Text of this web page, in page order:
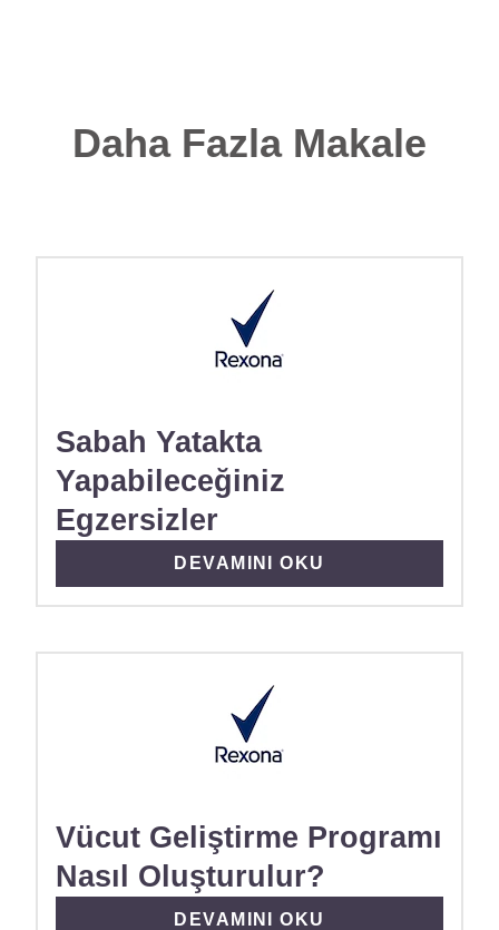
Daha Fazla Makale
Sabah Yatakta
Yapabileceğiniz
Egzersizler
DISCOVER MORE ABOUT
DEVAMINI OKU
Vücut Geliştirme Programı
Nasıl Oluşturulur?
DISCOVER MORE ABOUT
DEVAMINI OKU